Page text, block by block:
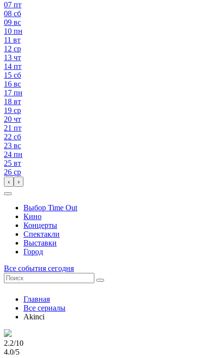
07 пт
08 сб
09 вс
10 пн
11 вт
12 ср
13 чт
14 пт
15 сб
16 вс
17 пн
18 вт
19 ср
20 чт
21 пт
22 сб
23 вс
24 пн
25 вт
26 ср
‹ ›
Выбор Time Out
Кино
Концерты
Спектакли
Выставки
Город
Все события сегодня
Главная
Все сериалы
Akinci
2.2/10
4.0/5